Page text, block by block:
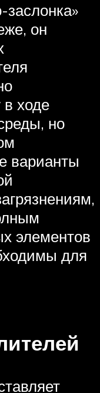
заслонка»
он
в ходе
но
варианты
элементов
для